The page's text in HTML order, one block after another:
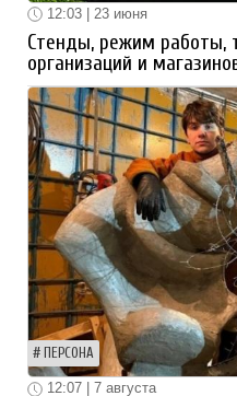
12:03 | 23 июня
Стенды, режим работы,
организаций и
ПЕРСОНА
12:07 | 7 августа